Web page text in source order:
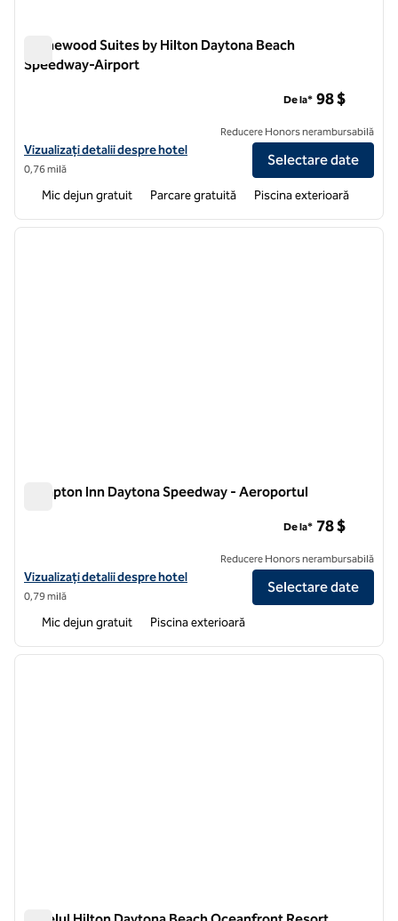
Homewood Suites by Hilton Daytona Beach
Speedway-Airport
Vizualizați detaliile hotelului pentru Homewood Suites by Hilton
Vizualizați detalii despre hotel
0,76 milă
De la* 98 $
Reducere Honors nerambursabilă
Selectare date
Mic dejun gratuit Parcare gratuită Piscina exterioară
1 din 12
Hampton Inn Daytona Speedway - Aeroportul
Vizualizați detaliile hotelului pentru Hampton Inn Daytona
Vizualizați detalii despre hotel
0,79 milă
De la* 78 $
Reducere Honors nerambursabilă
Selectare date
Mic dejun gratuit Piscina exterioară
1 din 12